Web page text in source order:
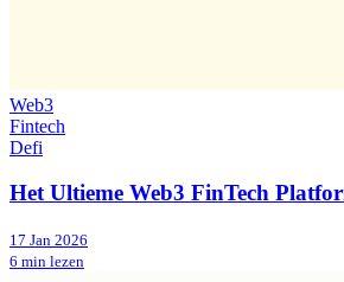
Web3
Fintech
Defi
Het Ultieme Web3 FinTech
17 Jan 2026
6 min lezen